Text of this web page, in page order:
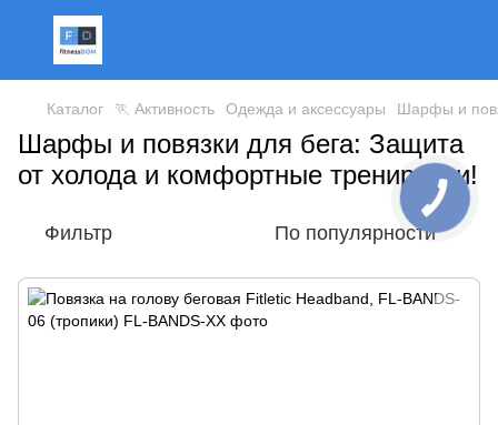
Каталог 🏃 Активность Одежда и аксессуары Шарфы и
Шарфы и повязки для бега: Защита
от холода и комфортные тренировки!
Фильтр По популярности